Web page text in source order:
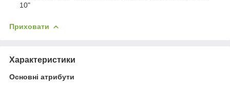
10"
Приховати
Характеристики
Основні атрибути